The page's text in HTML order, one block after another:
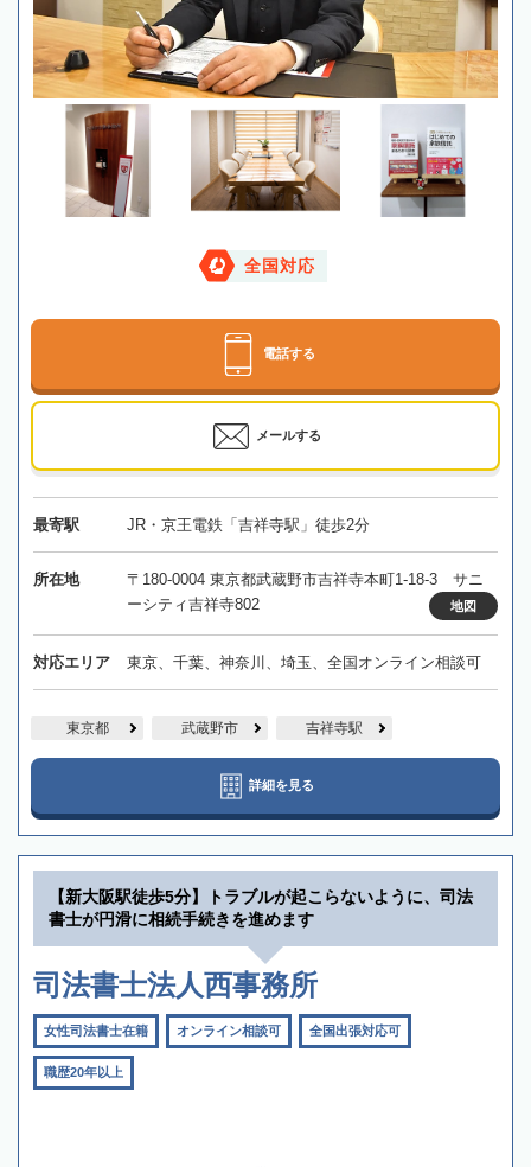
全国対応
電話する
メールする
最寄駅 JR・京王電鉄「吉祥寺駅」徒歩2分
所在地
〒180-0004 東京都武蔵野市吉祥寺本町1-18-3 サニ
ーシティ吉祥寺802
地図
対応エリア 東京、千葉、神奈川、埼玉、全国オンライン相談可
東京都 武蔵野市 吉祥寺駅
詳細を見る
【新大阪駅徒歩5分】トラブルが起こらないように、司法
書士が円滑に相続手続きを進めます
司法書士法人西事務所
女性司法書士在籍 オンライン相談可 全国出張対応可
職歴20年以上